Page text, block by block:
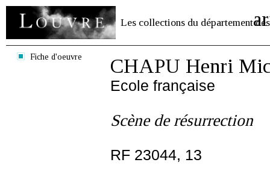
Les collections du département des
Fiche d'oeuvre CHAPU Henri
Ecole française
Scène de résurrection
RF 23044, 13